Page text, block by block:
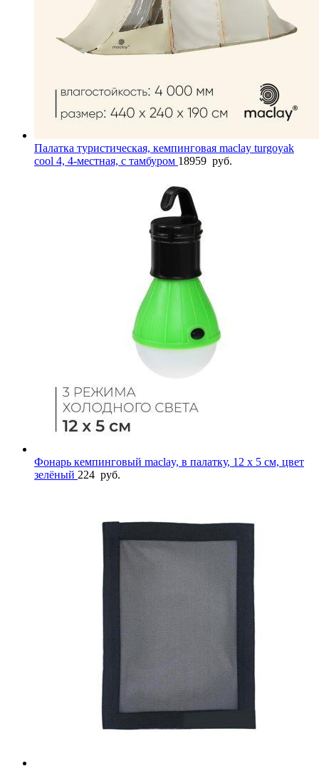
Палатка туристическая, кемпинговая maclay turgoyak
cool 4, 4-местная, с тамбуром 18959 руб.
Фонарь кемпинговый maclay, в палатку, 12 х 5 см, цвет
зелёный 224 руб.